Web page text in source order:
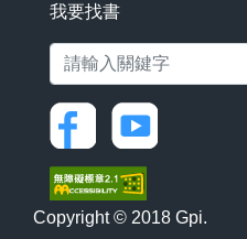
我要找書
Copyright © 2018 Gpi.